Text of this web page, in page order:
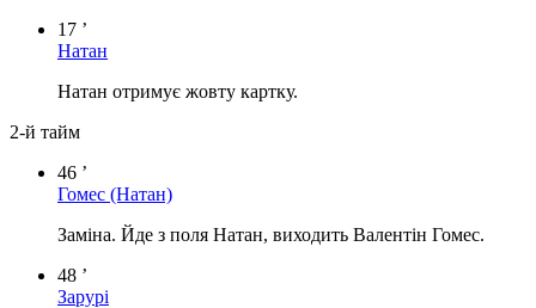
17 ’
Натан
Натан отримує жовту картку.
2-й тайм
46 ’
Гомес (Натан)
Заміна. Йде з поля Натан, виходить Валентін Гомес.
48 ’
Зарурі